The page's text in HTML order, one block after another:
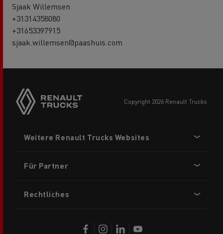
Sjaak Willemsen
+31314358080
+31653397915
sjaak.willemsen@paashuis.com
buttons
copyright 2026 Renault Trucks
menu
Weitere Renault Trucks Websites
Für Partner
Rechtliches